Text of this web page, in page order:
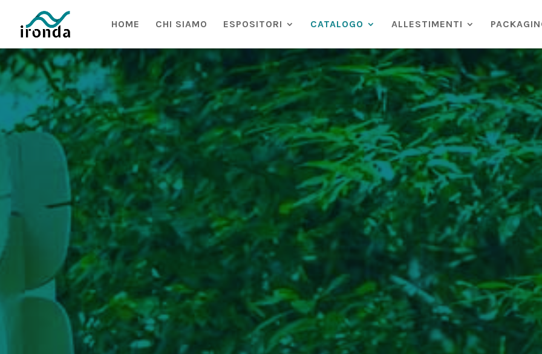
HOME CHI SIAMO ESPOSITORI CATALOGO ALLESTIMENTI